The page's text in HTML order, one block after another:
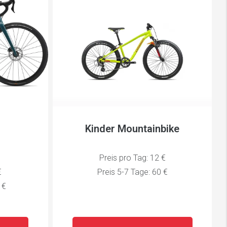
Kinder Mountainbike
Preis pro Tag: 12 €
Preis 5-7 Tage: 60 €